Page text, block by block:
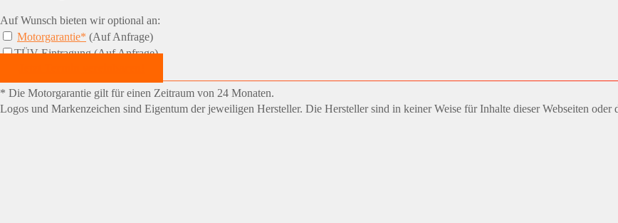
Auf Wunsch bieten wir optional an:
Motorgarantie* (Auf Anfrage)
TÜV-Eintragung (Auf Anfrage)
* Die Motorgarantie gilt für einen Zeitraum von 24 Monaten.
Logos und Markenzeichen sind Eigentum der jeweiligen Hersteller. Die Hersteller sind in keiner Weise für Inhalte dieser Webseiten oder